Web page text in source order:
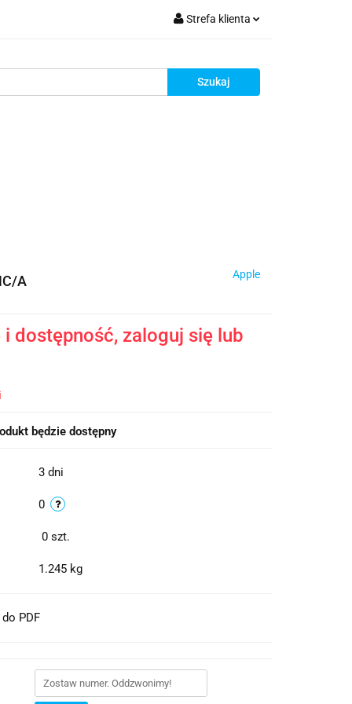
Strefa klienta
Zarejestruj się
A Apple
i dostępność, zaloguj się lub
będzie dostępny
3 dni
0
0 szt.
1.245 kg
PDF